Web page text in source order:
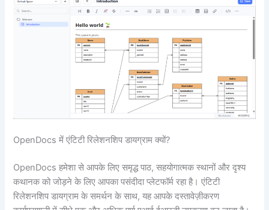
OpenDocs में एंटिटी रिलेशनशिप डायग्राम क्यों?
OpenDocs हमेशा से आपके लिए समृद्ध पाठ, सहयोगात्मक स्थानों और दृश्य
कथानक को जोड़ने के लिए आपका पसंदीदा प्लेटफॉर्म रहा है। एंटिटी
रिलेशनशिप डायग्राम के समर्थन के साथ, यह आपके दस्तावेज़ीकरण